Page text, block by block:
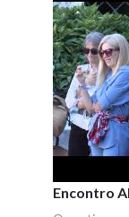
Encontro